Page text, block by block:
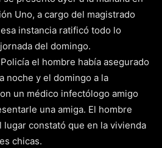
Uno, a cargo del magistrado
instancia ratificó todo lo
del domingo.
el hombre había asegurado
noche y el domingo a la
un médico infectólogo amigo
una amiga. El hombre
lugar constató que en la vivienda
chicas.